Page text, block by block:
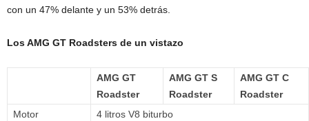
con un 47% delante y un 53% detrás.
Los AMG GT Roadsters de un vistazo
AMG GT
Roadster
AMG GT S
Roadster
AMG GT C
Roadster
Motor
4 litros V8 biturbo